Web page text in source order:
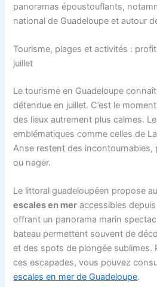
panoramas époustouflants,
national de Guadeloupe et autour
Tourisme, plages et activités :
juillet
Le tourisme en Guadeloupe
détendue en juillet. C’est le
des lieux autrement plus calmes.
emblématiques comme celles de
Anse restent des incontournables,
ou nager.
Le littoral guadeloupéen propose
escales en mer accessibles
offrant un panorama marin
bateau permettent souvent de
et des spots de plongée sublimes.
ces escapades, vous pouvez
escales en mer de Guadeloupe.